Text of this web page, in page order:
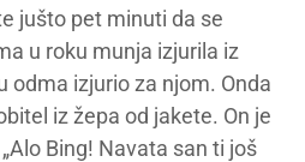
jušto pet minuti da se
u roku munja izjurila iz
odma izjurio za njom. Onda
iz žepa od jakete. On je
Bing! Navata san ti još